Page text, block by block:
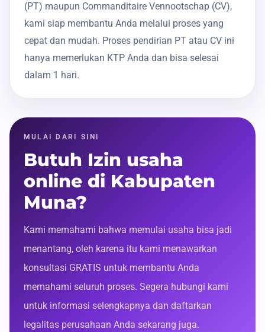
(PT) maupun Commanditaire Vennootschap (CV),
kami siap membantu Anda melalui proses yang
cepat dan mudah. Proses pendirian PT atau CV ini
hanya memerlukan KTP Anda dan bisa selesai
dalam 1 hari.
MULAI DARI SINI
Butuh Izin usaha
online di Kabupaten
Muna?
Kami memahami bahwa memulai usaha bisa jadi
menantang, oleh karena itu kami menawarkan
konsultasi GRATIS untuk membantu Anda
memahami seluruh proses. Segera hubungi kami
untuk informasi selengkapnya dan daftarkan
legalitas perusahaan Anda sekarang juga.